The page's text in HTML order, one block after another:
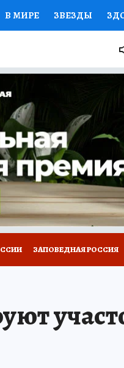
В МИРЕ ЗВЕЗДЫ
ПРОЕКТЫ
ЖЕНСКИЕ СЕКРЕТЫ
ДЕФИЦИТ
РАБОТА У НАС ГИД
ЗАПОВЕДНАЯ РОССИЯ